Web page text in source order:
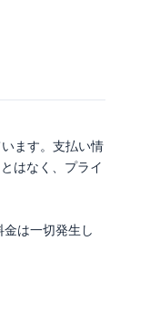
ます。支払い情
はなく、プライ
は一切発生し